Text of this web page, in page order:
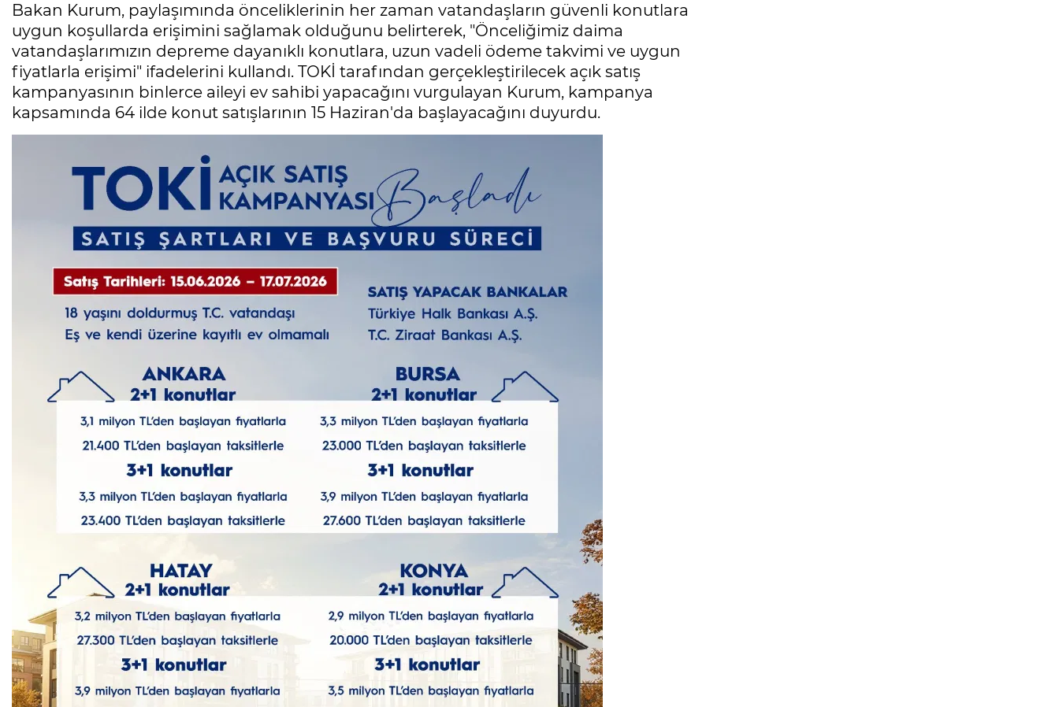
Bakan Kurum, paylaşımında önceliklerinin her zaman vatandaşların güvenli konutlara
uygun koşullarda erişimini sağlamak olduğunu belirterek, "Önceliğimiz daima
vatandaşlarımızın depreme dayanıklı konutlara, uzun vadeli ödeme takvimi ve uygun
fiyatlarla erişimi" ifadelerini kullandı. TOKİ tarafından gerçekleştirilecek açık satış
kampanyasının binlerce aileyi ev sahibi yapacağını vurgulayan Kurum, kampanya
kapsamında 64 ilde konut satışlarının 15 Haziran'da başlayacağını duyurdu.